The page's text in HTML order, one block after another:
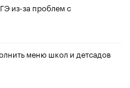
из-за проблем с
меню школ и детсадов